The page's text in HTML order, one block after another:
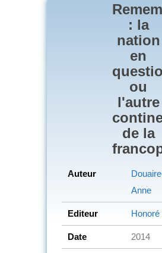
: la
nation
en
ou
l'autre
de la
Auteur
Anne
Editeur
Date 2014